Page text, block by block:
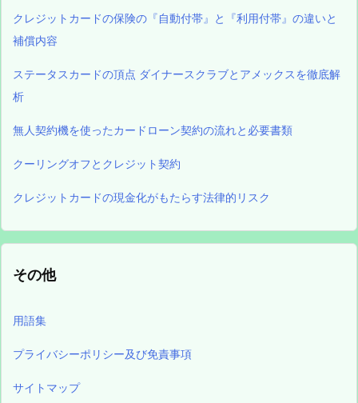
クレジットカードの保険の『自動付帯』と『利用付帯』の違いと
補償内容
ステータスカードの頂点 ダイナースクラブとアメックスを徹底解
析
無人契約機を使ったカードローン契約の流れと必要書類
クーリングオフとクレジット契約
クレジットカードの現金化がもたらす法律的リスク
その他
用語集
プライバシーポリシー及び免責事項
サイトマップ